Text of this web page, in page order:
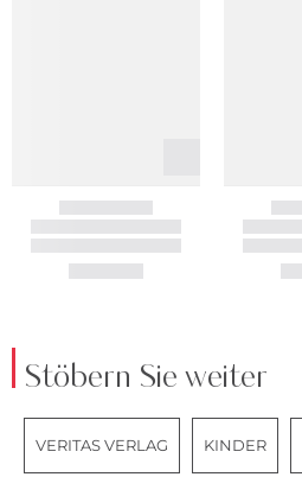
Stöbern Sie weiter
VERITAS VERLAG KINDER